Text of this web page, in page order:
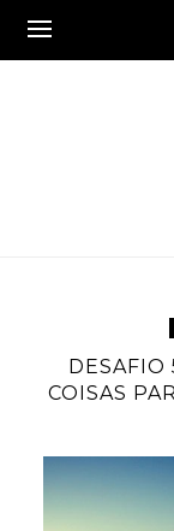
DESAFIO
COISAS